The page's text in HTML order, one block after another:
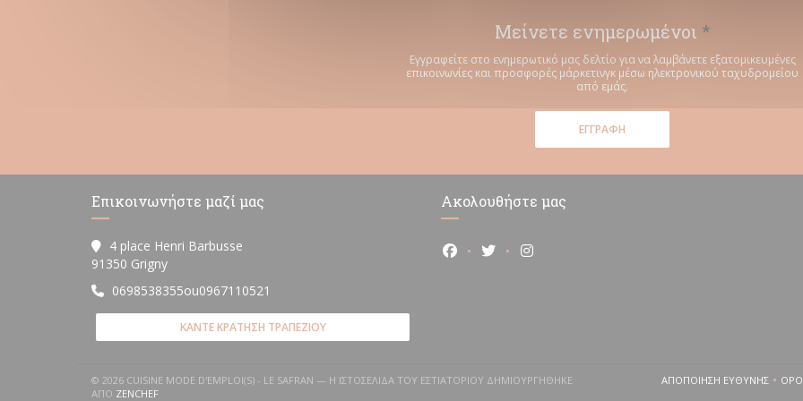
Μείνετε ενημερωμένοι *
Εγγραφείτε στο ενημερωτικό μας δελτίο για να λαμβάνετε εξατομικευμένες
επικοινωνίες και προσφορές μάρκετινγκ μέσω ηλεκτρονικού ταχυδρομείου
από εμάς.
ΕΓΓΡΑΦΉ
Επικοινωνήστε μαζί μας
4 place Henri Barbusse
91350 Grigny((ανοίγει σε νέο παράθυρο))
0698538355ou0967110521
ΚΆΝΤΕ ΚΡΆΤΗΣΗ ΤΡΑΠΕΖΙΟΎ
Ακολουθήστε μας
Facebook ((ανοίγει σε νέο παράθυρο))
Twitter ((ανοίγει σε νέο παράθυρο))
Instagram ((ανοίγει σε νέο παράθυρο))
© 2026 CUISINE MODE D'EMPLOI(S) - LE SAFRAN — Η ΙΣΤΟΣΕΛΊΔΑ ΤΟΥ ΕΣΤΙΑΤΟΡΊΟΥ ΔΗΜΙΟΥΡΓΉΘΗΚΕ
ΑΠΌ ZENCHEF((ΑΝΟΊΓΕΙ ΣΕ ΝΈΟ ΠΑΡΆΘΥΡΟ))
ΑΠΟΠΟΊΗΣΗ ΕΥΘΎΝΗΣ
((ΑΝΟΊΓΕΙ ΣΕ